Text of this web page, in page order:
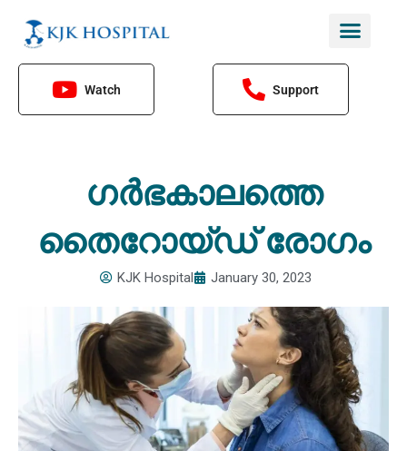
content
Watch Support
ഗര്‍ഭകാലത്തെ
തൈറോയ്ഡ് രോഗം
KJK Hospital January 30, 2023